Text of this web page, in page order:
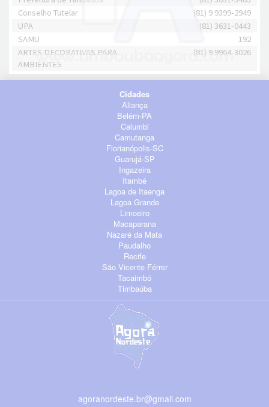
Conselho Tutelar
(81) 9 9399-2949
UPA
(81) 3631-0443
SAMU
192
ARTES DECORATIVAS PARA
AMBIENTES
(81) 9 9964-3026
Cidades
Aliança
Belém-PA
Calumbi
Camutanga
Florianópolis-SC
Guarujá-SP
Ingazeira
Itambé
Lagoa de Itaenga
Lagoa Grande
Limoeiro
Macaparana
Nazaré da Mata
Paudalho
Recife
São Vicente Férrer
Tacaimbó
Timbaúba
agoranordeste.br@gmail.com